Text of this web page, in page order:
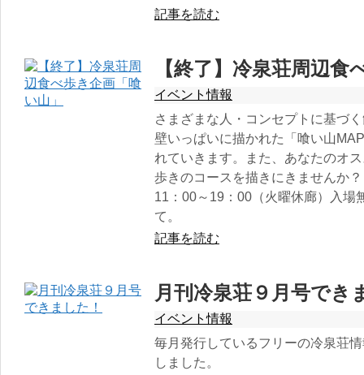
記事を読む
【終了】冷泉荘周辺
イベント情報
さまざまな人・コンセプトに基づ
壁いっぱいに描かれた「喰い山
れていきます。また、あなたのオ
歩きのコースを描きにきませんか
11：00～19：00（火曜休廊）入場
て。
記事を読む
月刊冷泉荘９月号でき
イベント情報
毎月発行しているフリーの冷泉荘
しました。